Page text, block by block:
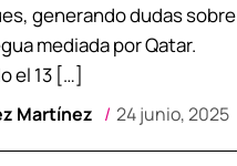
Martínez 24 junio, 2025
generando dudas sobre
mediada por Qatar.
el 13 […]